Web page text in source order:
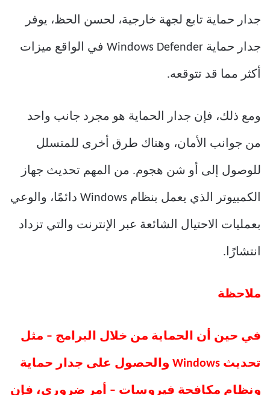
جدار حماية تابع لجهة خارجية، لحسن الحظ، يوفر
جدار حماية Windows Defender في الواقع ميزات
أكثر مما قد تتوقعه.
ومع ذلك، فإن جدار الحماية هو مجرد جانب واحد
من جوانب الأمان، وهناك طرق أخرى للمتسلل
للوصول إلى أو شن هجوم. من المهم تحديث جهاز
الكمبيوتر الذي يعمل بنظام Windows دائمًا، والوعي
بعمليات الاحتيال الشائعة عبر الإنترنت والتي تزداد
انتشارًا.
ملاحظة
في حين أن الحماية من خلال البرامج – مثل
تحديث Windows والحصول على جدار حماية
ونظام مكافحة فيروسات – أمر ضروري، فإن